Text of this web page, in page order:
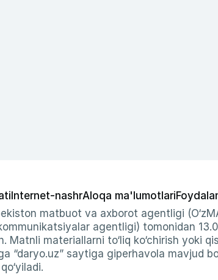
Internet-nashrAloqa ma'lumotlari
matbuot va axborot agentligi
agentligi) tomonidan
Matnli materiallarni to‘liq ko‘chirish
“daryo.uz” saytiga giperhavola mavjud